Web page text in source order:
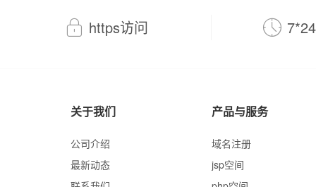
https访问
关于我们
公司介绍
最新动态
产品与服务
域名注册
jsp空间